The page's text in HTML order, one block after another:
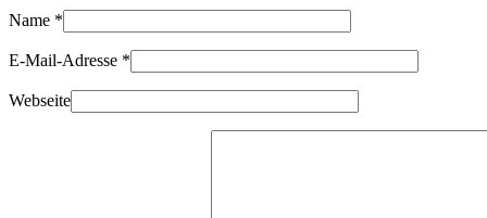
Name *
E-Mail-Adresse *
Webseite